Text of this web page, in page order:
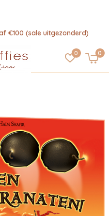
0 0
Hulp nodig? 06-57325343